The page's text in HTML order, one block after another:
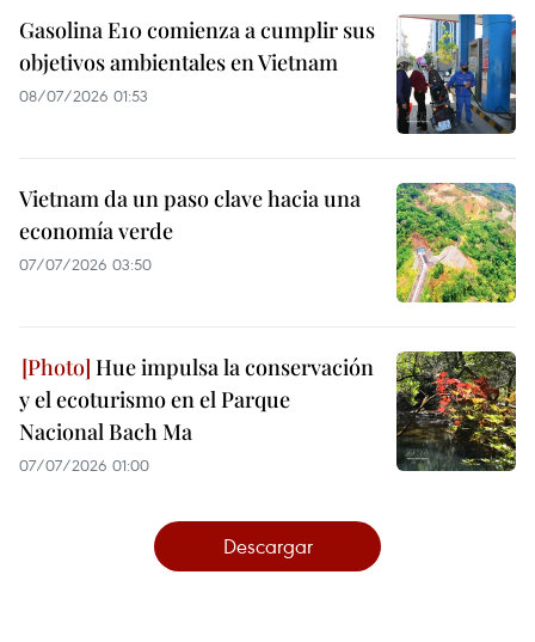
Gasolina E10 comienza a cumplir sus
objetivos ambientales en Vietnam
08/07/2026 01:53
Vietnam da un paso clave hacia una
economía verde
07/07/2026 03:50
Hue impulsa la conservación
y el ecoturismo en el Parque
Nacional Bach Ma
07/07/2026 01:00
Descargar